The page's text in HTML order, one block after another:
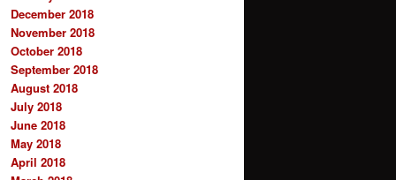
December 2018
November 2018
October 2018
September 2018
August 2018
July 2018
June 2018
May 2018
April 2018